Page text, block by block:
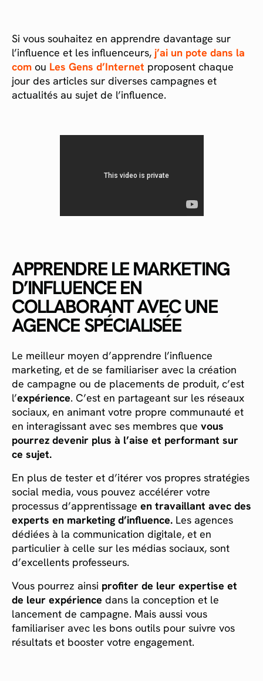
Si vous souhaitez en apprendre davantage sur
l’influence et les influenceurs, j’ai un pote dans la
com ou Les Gens d’Internet proposent chaque
jour des articles sur diverses campagnes et
actualités au sujet de l’influence.
APPRENDRE LE MARKETING
D’INFLUENCE EN
COLLABORANT AVEC UNE
AGENCE SPÉCIALISÉE
Le meilleur moyen d’apprendre l’influence
marketing, et de se familiariser avec la création
de campagne ou de placements de produit, c’est
l’expérience. C’est en partageant sur les réseaux
sociaux, en animant votre propre communauté et
en interagissant avec ses membres que vous
pourrez devenir plus à l’aise et performant sur
ce sujet.
En plus de tester et d’itérer vos propres stratégies
social media, vous pouvez accélérer votre
processus d’apprentissage en travaillant avec des
experts en marketing d’influence. Les agences
dédiées à la communication digitale, et en
particulier à celle sur les médias sociaux, sont
d’excellents professeurs. ‍
Vous pourrez ainsi profiter de leur expertise et
de leur expérience dans la conception et le
lancement de campagne. Mais aussi vous
familiariser avec les bons outils pour suivre vos
résultats et booster votre engagement.